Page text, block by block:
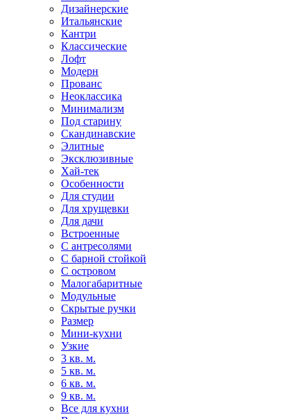
Дизайнерские
Итальянские
Кантри
Классические
Лофт
Модерн
Прованс
Неоклассика
Минимализм
Под старину
Скандинавские
Элитные
Эксклюзивные
Хай-тек
Особенности
Для студии
Для хрущевки
Для дачи
Встроенные
С антресолями
С барной стойкой
С островом
Малогабаритные
Модульные
Скрытые ручки
Размер
Мини-кухни
Узкие
3 кв. м.
5 кв. м.
6 кв. м.
9 кв. м.
Все для кухни